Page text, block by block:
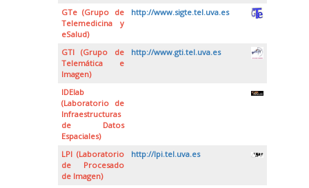
GTe (Grupo de
Telemedicina y
eSalud)
http://www.sigte.tel.uva.es
GTI (Grupo de
Telemática e
Imagen)
http://www.gti.tel.uva.es
IDElab
(Laboratorio de
Infraestructuras
de Datos
Espaciales)
LPI (Laboratorio
de Procesado
de Imagen)
http://lpi.tel.uva.es